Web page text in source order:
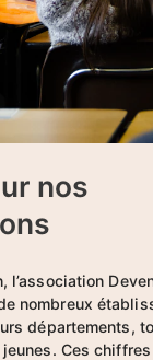
nos
l’association
nombreux
départements,
Ces